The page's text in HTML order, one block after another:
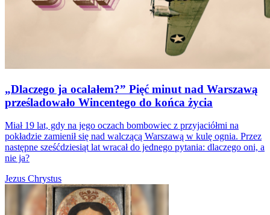
„Dlaczego ja ocalałem?” Pięć minut nad Warszawą
prześladowało Wincentego do końca życia
Miał 19 lat, gdy na jego oczach bombowiec z przyjaciółmi na
pokładzie zamienił się nad walczącą Warszawą w kulę ognia. Przez
następne sześćdziesiąt lat wracał do jednego pytania: dlaczego oni, a
nie ja?
Jezus Chrystus